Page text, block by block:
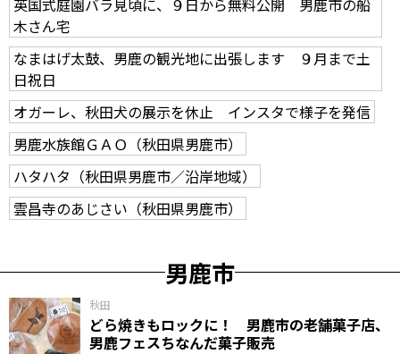
英国式庭園バラ見頃に、９日から無料公開 男鹿市の船
木さん宅
なまはげ太鼓、男鹿の観光地に出張します ９月まで土
日祝日
オガーレ、秋田犬の展示を休止 インスタで様子を発信
男鹿水族館ＧＡＯ（秋田県男鹿市）
ハタハタ（秋田県男鹿市／沿岸地域）
雲昌寺のあじさい（秋田県男鹿市）
男鹿市
秋田
どら焼きもロックに！ 男鹿市の老舗菓子店、
男鹿フェスちなんだ菓子販売